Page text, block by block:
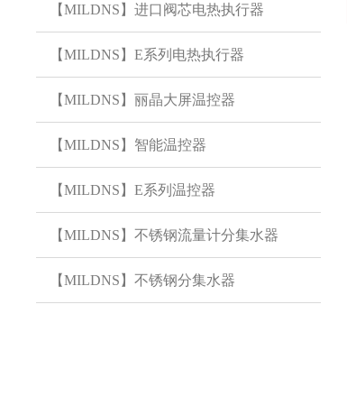
【MILDNS】进口阀芯电热执行器
【MILDNS】E系列电热执行器
【MILDNS】丽晶大屏温控器
【MILDNS】智能温控器
【MILDNS】E系列温控器
【MILDNS】不锈钢流量计分集水器
【MILDNS】不锈钢分集水器